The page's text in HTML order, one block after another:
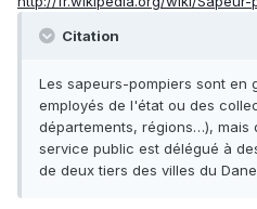
Citation
Les sapeurs-pompiers sont en
employés de l'état ou des
départements, régions…), mais
service public est délégué à
de deux tiers des villes du